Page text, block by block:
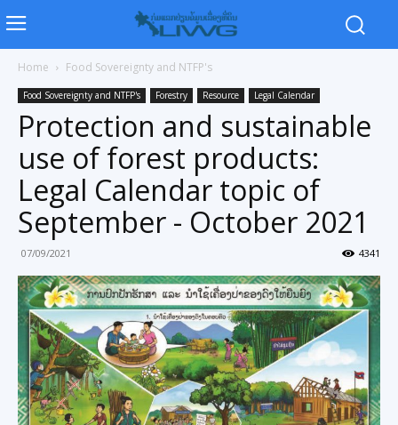
Home Food Sovereignty and NTFP's
Food Sovereignty and NTFP's Forestry Resource Legal Calendar
Protection and sustainable
use of forest products:
Legal Calendar topic of
September - October 2021
07/09/2021 4341